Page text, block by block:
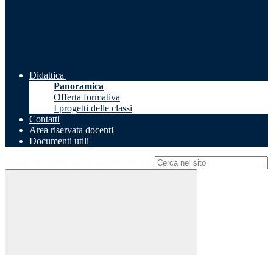
Didattica
Panoramica
Offerta formativa
I progetti delle classi
Contatti
Area riservata docenti
Documenti utili